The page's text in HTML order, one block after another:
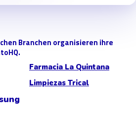
Branchen organisieren ihre
Farmacia La Quintana
Limpiezas Trical